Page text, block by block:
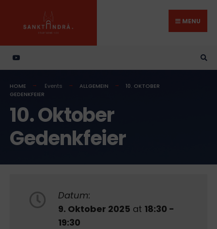
content
MENU
HOME Events ALLGEMEIN
10. OKTOBER
GEDENKFEIER
10. Oktober
Gedenkfeier
Datum:
9. Oktober 2025 at 18:30 -
19:30